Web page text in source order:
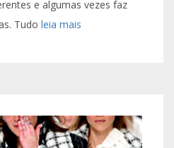
e algumas vezes faz
Tudo leia mais